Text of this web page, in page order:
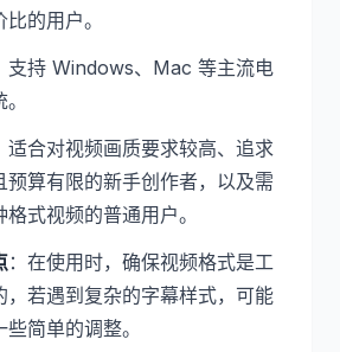
的用户。
支持 Windows、Mac 等主流电
适合对视频画质要求较高、追求
预算有限的新手创作者，以及需
式视频的普通用户。
：在使用时，确保视频格式是工
，若遇到复杂的字幕样式，可能
简单的调整。